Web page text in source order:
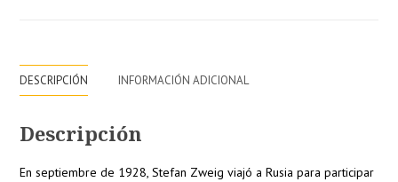
DESCRIPCIÓN INFORMACIÓN ADICIONAL
Descripción
En septiembre de 1928, Stefan Zweig viajó a Rusia para participar